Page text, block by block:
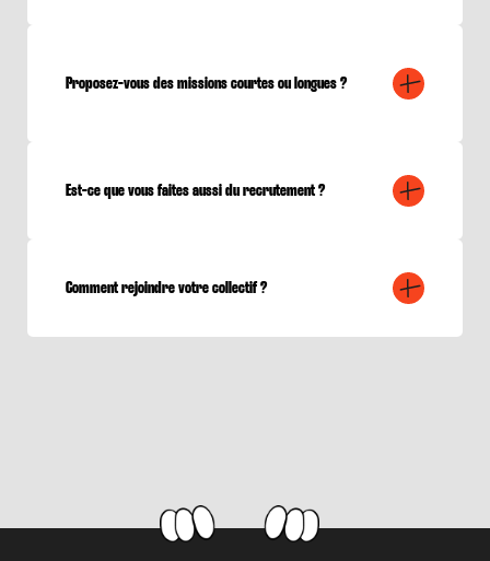
Proposez-vous des missions courtes ou longues ?
Est-ce que vous faites aussi du recrutement ?
Comment rejoindre votre collectif ?